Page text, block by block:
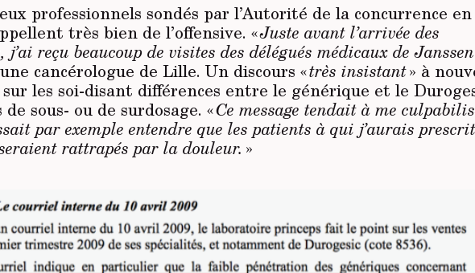
professionnels sondés par l’Autorité de la concurrence en
très bien de l’offensive. «Juste avant l’arrivée des
j’ai reçu beaucoup de visites des délégués médicaux de Janssen
cancérologue de Lille. Un discours «très insistant» à
les soi-disant différences entre le générique et le
sous- ou de surdosage. «Ce message tendait à me
par exemple entendre que les patients à qui j’aurais
rattrapés par la douleur. »